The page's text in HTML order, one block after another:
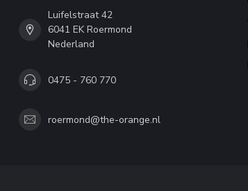
Luifelstraat 42
6041 EK Roermond
Nederland
0475 - 760 770
roermond@the-orange.nl